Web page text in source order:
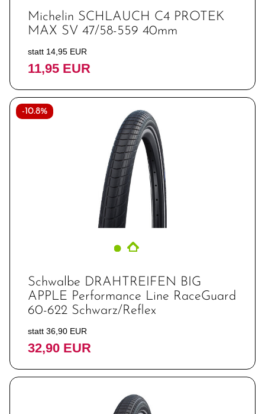
Michelin SCHLAUCH C4 PROTEK
MAX SV 47/58-559 40mm
statt 14,95 EUR
11,95 EUR
-10.8%
Schwalbe DRAHTREIFEN BIG
APPLE Performance Line RaceGuard
60-622 Schwarz/Reflex
statt 36,90 EUR
32,90 EUR